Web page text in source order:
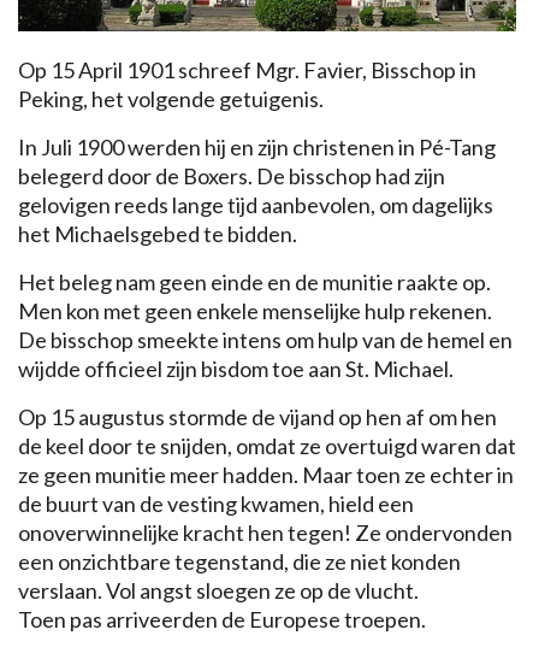
Op 15 April 1901 schreef Mgr. Favier, Bisschop in
Peking, het volgende getuigenis.
In Juli 1900 werden hij en zijn christenen in Pé-Tang
belegerd door de Boxers. De bisschop had zijn
gelovigen reeds lange tijd aanbevolen, om dagelijks
het Michaelsgebed te bidden.
Het beleg nam geen einde en de munitie raakte op.
Men kon met geen enkele menselijke hulp rekenen.
De bisschop smeekte intens om hulp van de hemel en
wijdde officieel zijn bisdom toe aan St. Michael.
Op 15 augustus stormde de vijand op hen af om hen
de keel door te snijden, omdat ze overtuigd waren dat
ze geen munitie meer hadden. Maar toen ze echter in
de buurt van de vesting kwamen, hield een
onoverwinnelijke kracht hen tegen! Ze ondervonden
een onzichtbare tegenstand, die ze niet konden
verslaan. Vol angst sloegen ze op de vlucht.
Toen pas arriveerden de Europese troepen.